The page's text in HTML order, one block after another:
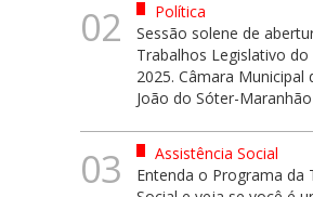
02
Política
Sessão solene de
Trabalhos Legislativo do
2025. Câmara Municipal
João do Sóter-Maranhão
03
Assistência Social
Entenda o Programa da